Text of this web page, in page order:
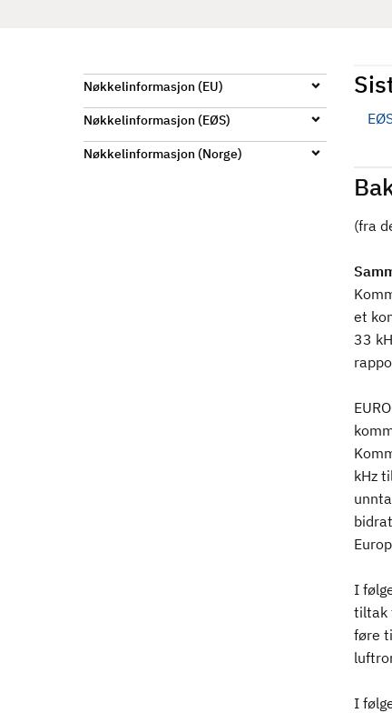
Nøkkelinformasjon (EU)
Nøkkelinformasjon (EØS)
Nøkkelinformasjon (Norge)
(fra
et
33
kHz
I
tiltak
føre
I